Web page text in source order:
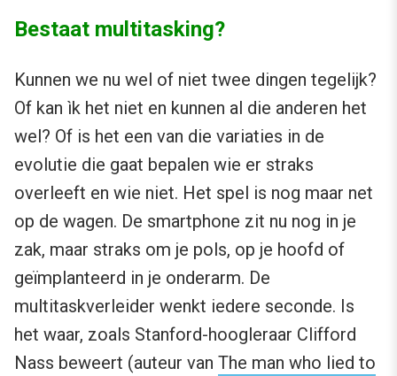
Bestaat multitasking?
Kunnen we nu wel of niet twee dingen tegelijk?
Of kan ìk het niet en kunnen al die anderen het
wel? Of is het een van die variaties in de
evolutie die gaat bepalen wie er straks
overleeft en wie niet. Het spel is nog maar net
op de wagen. De smartphone zit nu nog in je
zak, maar straks om je pols, op je hoofd of
geïmplanteerd in je onderarm. De
multitaskverleider wenkt iedere seconde. Is
het waar, zoals Stanford-hoogleraar Clifford
Nass beweert (auteur van The man who lied to